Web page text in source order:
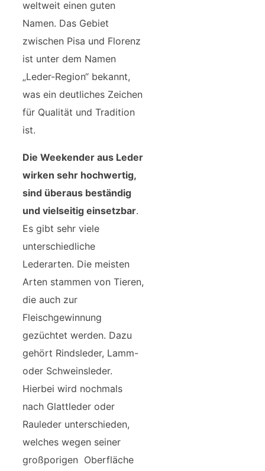
weltweit einen guten
Namen. Das Gebiet
zwischen Pisa und Florenz
ist unter dem Namen
„Leder-Region“ bekannt,
was ein deutliches Zeichen
für Qualität und Tradition
ist.
Die Weekender aus Leder
wirken sehr hochwertig,
sind überaus beständig
und vielseitig einsetzbar.
Es gibt sehr viele
unterschiedliche
Lederarten. Die meisten
Arten stammen von Tieren,
die auch zur
Fleischgewinnung
gezüchtet werden. Dazu
gehört Rindsleder, Lamm-
oder Schweinsleder.
Hierbei wird nochmals
nach Glattleder oder
Rauleder unterschieden,
welches wegen seiner
großporigen Oberfläche